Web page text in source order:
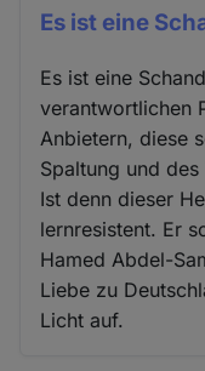
Es ist eine
Es ist eine
verantwortlichen
Anbietern, diese
Spaltung und
Ist denn dieser
lernresistent. Er
Hamed Abdel-
Liebe zu
Licht auf.